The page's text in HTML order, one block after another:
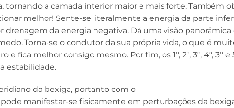
tornando a camada interior maior e mais forte. Também
melhor! Sente-se literalmente a energia da parte
da energia negativa. Dá uma visão panorâmica
Torna-se o condutor da sua própria vida, o que é
fica melhor consigo mesmo. Por fim, os 1º, 2º, 3º, 4º, 3º e
estabilidade.
da bexiga, portanto com o
manifestar-se fisicamente em perturbações da